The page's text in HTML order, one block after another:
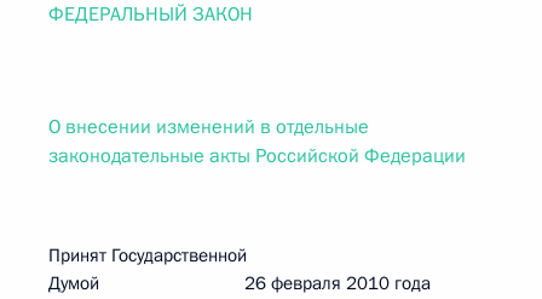
ФЕДЕРАЛЬНЫЙ ЗАКОН
О внесении изменений в отдельные
законодательные акты Российской Федерации
Принят Государственной
Думой 26 февраля 2010 года